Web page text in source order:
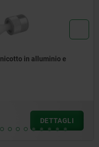
di centraggio
DETTAGLI